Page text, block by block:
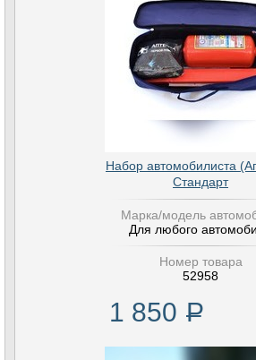
Набор автомобилиста
Стандарт
Марка/модель
Для любого
Номер товара
52958
1 850 Р